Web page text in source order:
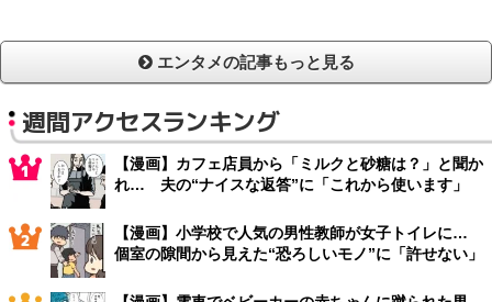
エンタメの記事もっと見る
週間アクセスランキング
【漫画】カフェ店員から「ミルクと砂糖は？」と聞か
れ… 夫の“ナイスな返答”に「これから使います」
【漫画】小学校で人気の男性教師が女子トイレに…
個室の隙間から見えた“恐ろしいモノ”に「許せない」